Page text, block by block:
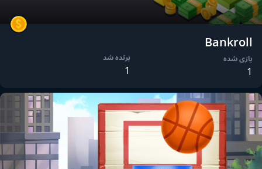
Bankroll
بازی شده
1
برنده شد
1